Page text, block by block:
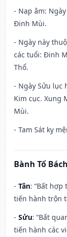
- Nạp âm:
Đinh Mùi.
- Ngày này
các tuổi: Đinh
Thổ.
- Ngày Sửu lục
Kim cục. Xung
Mùi.
- Tam Sát kỵ
Bành Tổ
- Tân: “Bất
tiến hành trộn
- Sửu: “Bất
tiến hành các